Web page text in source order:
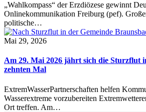
„Wahlkompass“ der Erzdiözese gewinnt
Onlinekommunikation Freiburg (pef).
politische…
Mai 29, 2026
Am 29. Mai 2026 jährt sich die Sturzflut
zehnten Mal
ExtremWasserPartnerschaften helfen
Wasserextreme vorzubereiten
Ort treffen. Am…